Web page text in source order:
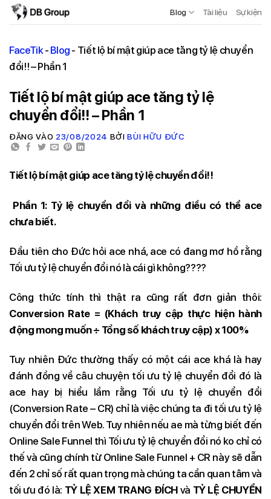
Blog Tài liệu Sự kiện
FaceTik- Blog - Tiết lộ bí mật giúp ace tăng tỷ lệ chuyển
đổi!! – Phần 1
Tiết lộ bí mật giúp ace tăng tỷ lệ
chuyển đổi!! – Phần 1
ĐĂNG VÀO 23/08/2024 BỞIBÙI HỮU ĐỨC
Tiết lộ bí mật giúp ace tăng tỷ lệ chuyển đổi!!
Phần 1: Tỷ lệ chuyển đổi và những điều có thể ace
chưa biết.
Đầu tiên cho Đức hỏi ace nhá, ace có đang mơ hồ rằng
Tối ưu tỷ lệ chuyển đổi nó là cái gì không????
Công thức tính thì thật ra cũng rất đơn giản thôi:
Conversion Rate = (Khách truy cập thực hiện hành
động mong muốn ÷ Tổng số khách truy cập) x 100%
Tuy nhiên Đức thường thấy có một cái ace khá là hay
đánh đồng về câu chuyện tối ưu tỷ lệ chuyển đổi đó là
ace hay bị hiểu lầm rằng Tối ưu tỷ lệ chuyển đổi
(Conversion Rate – CR) chỉ là việc chúng ta đi tối ưu tỷ lệ
chuyển đổi trên Web. Tuy nhiên nếu ae mà từng biết đến
Online Sale Funnel thì Tối ưu tỷ lệ chuyển đổi nó ko chỉ có
thế và cũng chính từ Online Sale Funnel + CR này sẽ dẫn
đến 2 chỉ số rất quan trọng mà chúng ta cần quan tâm và
tối ưu đó là: TỶ LỆ XEM TRANG ĐÍCH và TỶ LỆ CHUYỂN